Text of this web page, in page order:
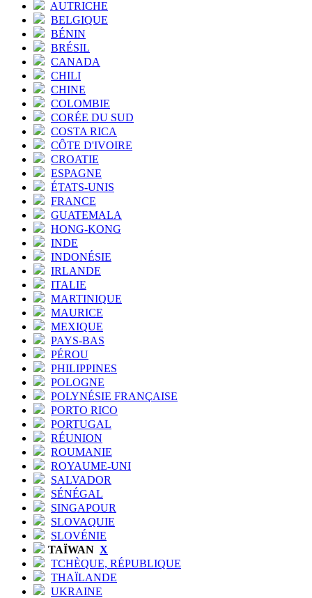
AUTRICHE
BELGIQUE
BÉNIN
BRÉSIL
CANADA
CHILI
CHINE
COLOMBIE
CORÉE DU SUD
COSTA RICA
CÔTE D'IVOIRE
CROATIE
ESPAGNE
ÉTATS-UNIS
FRANCE
GUATEMALA
HONG-KONG
INDE
INDONÉSIE
IRLANDE
ITALIE
MARTINIQUE
MAURICE
MEXIQUE
PAYS-BAS
PÉROU
PHILIPPINES
POLOGNE
POLYNÉSIE FRANÇAISE
PORTO RICO
PORTUGAL
RÉUNION
ROUMANIE
ROYAUME-UNI
SALVADOR
SÉNÉGAL
SINGAPOUR
SLOVAQUIE
SLOVÉNIE
TAÏWAN X
TCHÈQUE, RÉPUBLIQUE
THAÏLANDE
UKRAINE